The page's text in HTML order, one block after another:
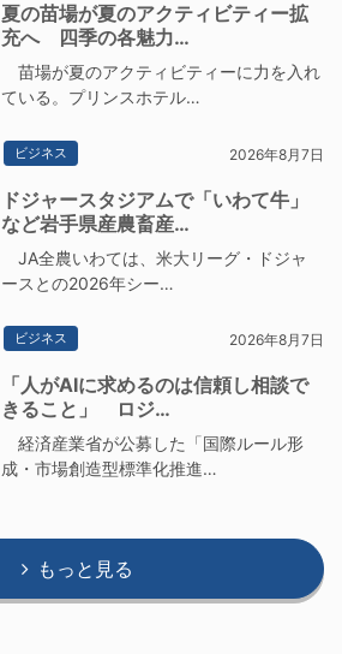
夏の苗場が夏のアクティビティー拡
充へ 四季の各魅力…
苗場が夏のアクティビティーに力を入れ
ている。プリンスホテル…
ビジネス 2026年8月7日
ドジャースタジアムで「いわて牛」
など岩手県産農畜産…
JA全農いわては、米大リーグ・ドジャ
ースとの2026年シー…
ビジネス 2026年8月7日
「人がAIに求めるのは信頼し相談で
きること」 ロジ…
経済産業省が公募した「国際ルール形
成・市場創造型標準化推進…
もっと見る